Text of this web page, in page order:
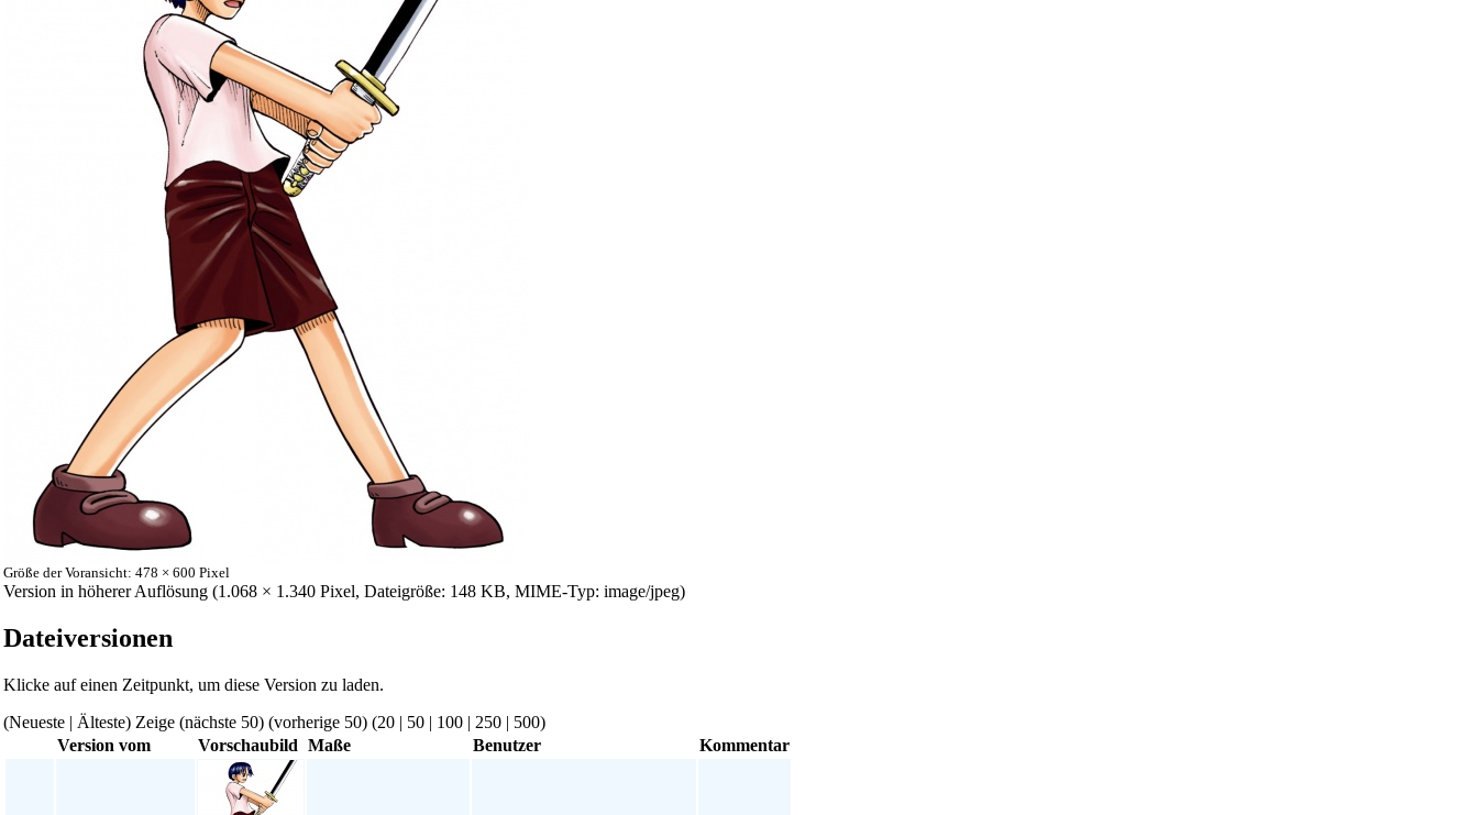
Größe der Voransicht: 478 × 600 Pixel
Version in höherer Auflösung ‎ (1.068 × 1.340 Pixel, Dateigröße: 148 KB, MIME-Typ: image/jpeg)
Dateiversionen
Klicke auf einen Zeitpunkt, um diese Version zu laden.
(Neueste | Älteste) Zeige (nächste 50) (vorherige 50) (20 | 50 | 100 | 250 | 500)
Version vom
Vorschaubild Maße Benutzer Kommentar